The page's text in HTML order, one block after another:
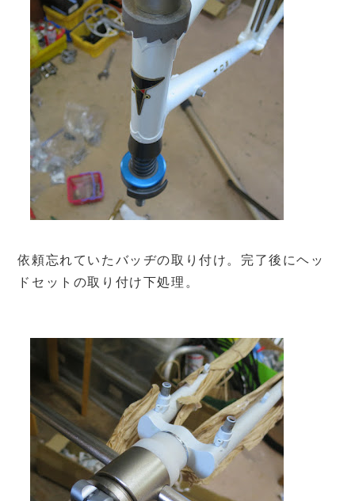
依頼忘れていたバッヂの取り付け。完了後にヘッ
ドセットの取り付け下処理。